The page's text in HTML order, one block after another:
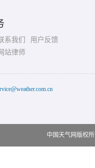
系我们
用户反馈
站律师
中国天气网版权